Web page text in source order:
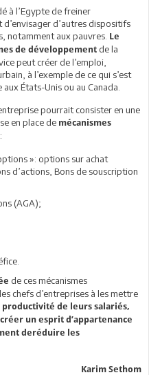
à l’Egypte de freiner
d’autres dispositifs
notamment aux pauvres. Le
de développement de la
peut créer de l’emploi,
à l’exemple de ce qui s’est
États-Unis ou au Canada.
pourrait consister en une
en place de mécanismes
»: options sur achat
d’actions, Bons de souscription
(AGA);
de ces mécanismes
chefs d’entreprises à les mettre
de leurs salariés,
un esprit d’appartenance
deréduire les
Karim Sethom